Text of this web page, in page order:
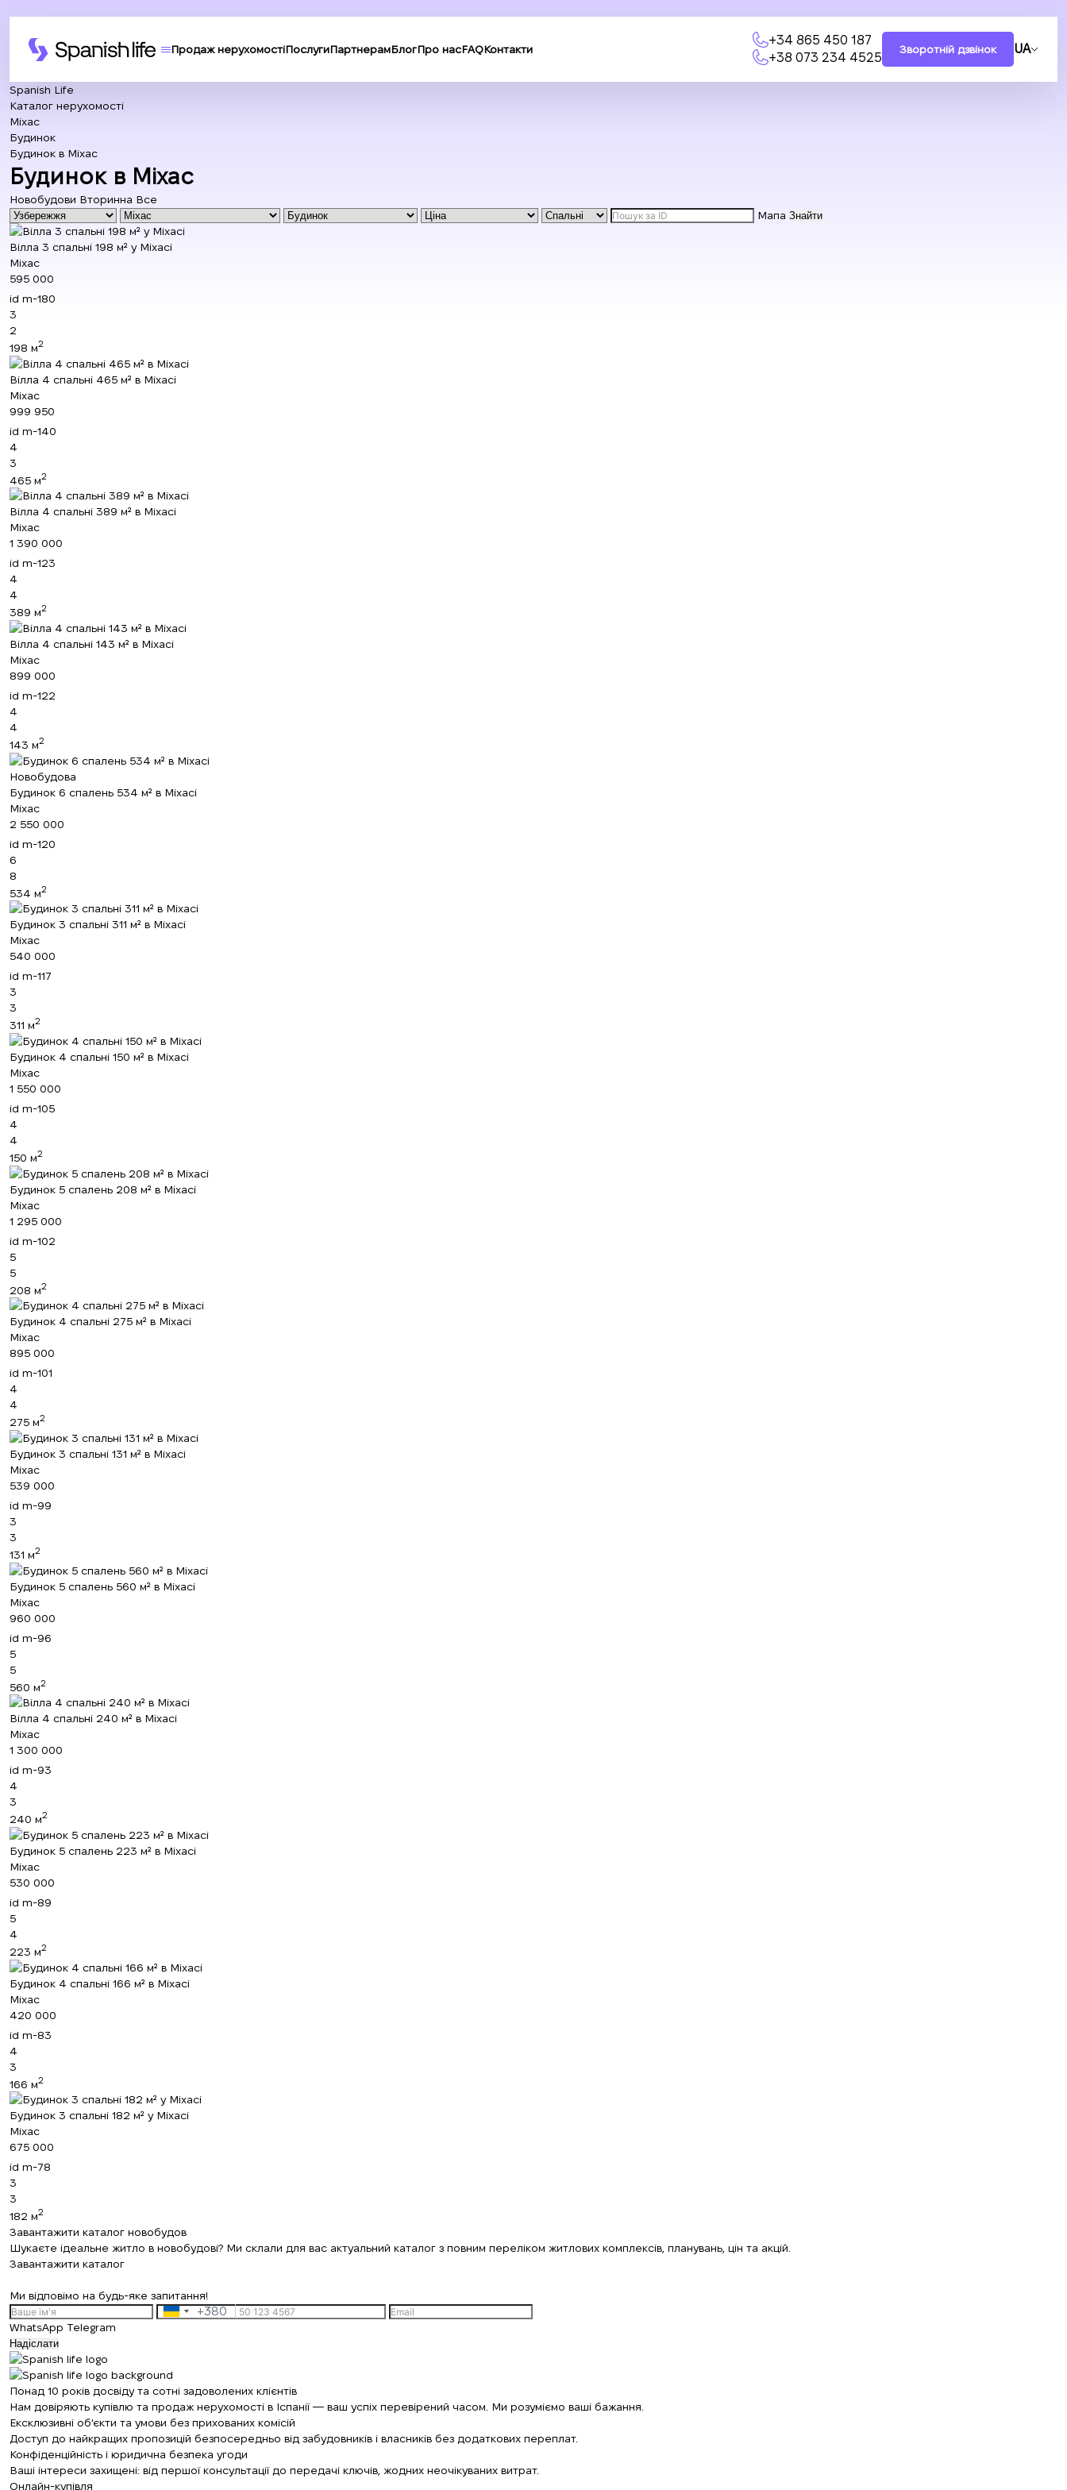
Продаж нерухомостіПослугиПартнерамБлогПро насFAQКонтакти
+34 865 450 187
+38 073 234 4525
Зворотній дзвінок UA
Spanish Life
Каталог нерухомості
Міхас
Будинок
Будинок в Міхас
Будинок в Міхас
Новобудови Вторинна Все
Мапа Знайти
Вілла 3 спальні 198 м² у Міхасі
Міхас
595 000
id m-180
3
2
198 м2
Вілла 4 спальні 465 м² в Міхасі
Міхас
999 950
id m-140
4
3
465 м2
Вілла 4 спальні 389 м² в Міхасі
Міхас
1 390 000
id m-123
4
4
389 м2
Вілла 4 спальні 143 м² в Міхасі
Міхас
899 000
id m-122
4
4
143 м2
Новобудова
Будинок 6 спалень 534 м² в Міхасі
Міхас
2 550 000
id m-120
6
8
534 м2
Будинок 3 спальні 311 м² в Міхасі
Міхас
540 000
id m-117
3
3
311 м2
Будинок 4 спальні 150 м² в Міхасі
Міхас
1 550 000
id m-105
4
4
150 м2
Будинок 5 спалень 208 м² в Міхасі
Міхас
1 295 000
id m-102
5
5
208 м2
Будинок 4 спальні 275 м² в Міхасі
Міхас
895 000
id m-101
4
4
275 м2
Будинок 3 спальні 131 м² в Міхасі
Міхас
539 000
id m-99
3
3
131 м2
Будинок 5 спалень 560 м² в Міхасі
Міхас
960 000
id m-96
5
5
560 м2
Вілла 4 спальні 240 м² в Міхасі
Міхас
1 300 000
id m-93
4
3
240 м2
Будинок 5 спалень 223 м² в Міхасі
Міхас
530 000
id m-89
5
4
223 м2
Будинок 4 спальні 166 м² в Міхасі
Міхас
420 000
id m-83
4
3
166 м2
Будинок 3 спальні 182 м² у Міхасі
Міхас
675 000
id m-78
3
3
182 м2
Завантажити каталог новобудов
Шукаєте ідеальне житло в новобудові? Ми склали для вас актуальний каталог з повним переліком житлових комплексів, планувань, цін та акцій.
Завантажити каталог
Ми відповімо на будь-яке запитання!
Ukraine
+380
WhatsApp Telegram
Надіслати
Понад 10 років досвіду та сотні задоволених клієнтів
Нам довіряють купівлю та продаж нерухомості в Іспанії — ваш успіх перевірений часом. Ми розуміємо ваші бажання.
Ексклюзивні об'єкти та умови без прихованих комісій
Доступ до найкращих пропозицій безпосередньо від забудовників і власників без додаткових переплат.
Конфіденційність і юридична безпека угоди
Ваші інтереси захищені: від першої консультації до передачі ключів, жодних неочікуваних витрат.
Онлайн-купівля